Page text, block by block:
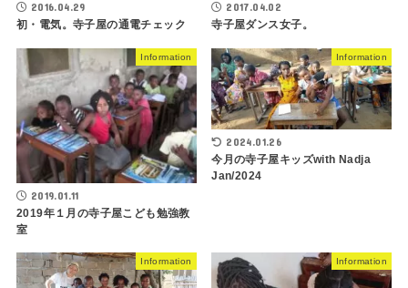
2016.04.29
初・電気。寺子屋の通電チェック
2017.04.02
寺子屋ダンス女子。
Information
2019.01.11
2019年１月の寺子屋こども勉強教
室
Information
2024.01.26
今月の寺子屋キッズwith Nadja
Jan/2024
Information Information